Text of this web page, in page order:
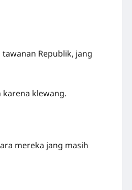
Republik, jang
karena klewang.
mereka jang masih